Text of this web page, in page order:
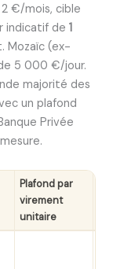
2 €/mois, cible
indicatif de1
Mozaïc (ex-
5 000 €/jour.
majorité des
un plafond
Privée
Plafond par
virement
unitaire